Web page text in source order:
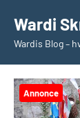
indhold
Wardi
Wardis Blog –
Annonce